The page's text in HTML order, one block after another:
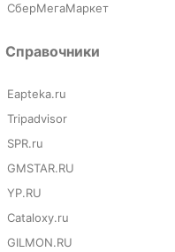
Справочники
Eapteka.ru
Tripadvisor
SPR.ru
GMSTAR.RU
YP.RU
Cataloxy.ru
GILMON.RU
СберМегаМаркет